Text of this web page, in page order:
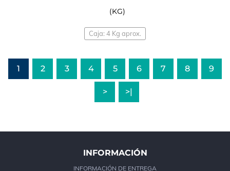
(KG)
Caja: 4 Kg aprox.
1 2 3 4 5 6 7 8 9
> >|
INFORMACIÓN
INFORMACIÓN DE ENTREGA